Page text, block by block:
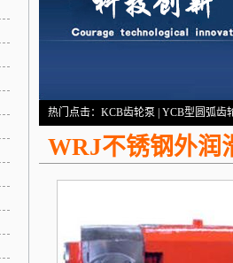
热门点击： KCB齿轮泵 YCB型圆弧齿
WRJ不锈钢外润